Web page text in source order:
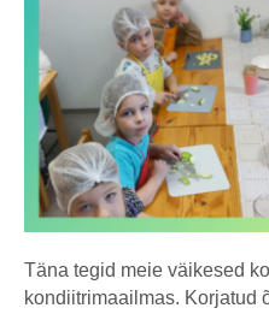
Täna tegid meie väikesed
kondiitrimaailmas. Korjatud